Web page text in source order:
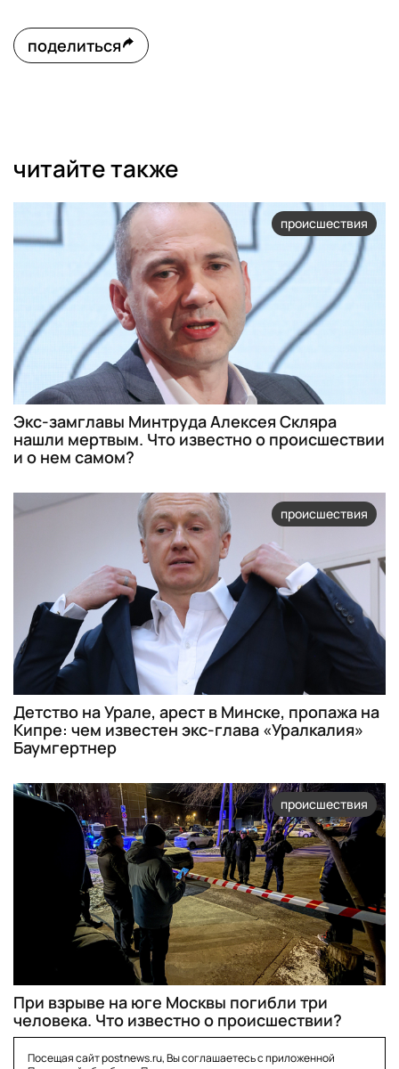
поделиться
читайте также
происшествия
Экс-замглавы Минтруда Алексея Скляра
нашли мертвым. Что известно о происшествии
и о нем самом?
происшествия
Детство на Урале, арест в Минске, пропажа на
Кипре: чем известен экс-глава «Уралкалия»
Баумгертнер
происшествия
При взрыве на юге Москвы погибли три
человека. Что известно о происшествии?
Посещая сайт postnews.ru, Вы соглашаетесь с приложенной